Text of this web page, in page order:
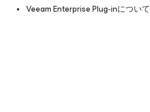
Veeam Enterprise Plug‑inについて